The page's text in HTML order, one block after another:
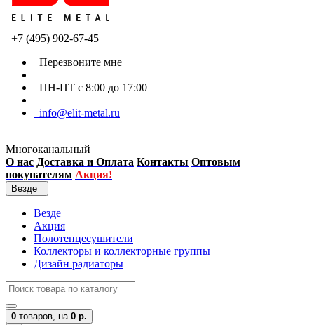
+7 (495) 902-67-45
Перезвоните мне
ПН-ПТ с 8:00 до 17:00
info@elit-metal.ru
Многоканальный
О нас Доставка и Оплата Контакты Оптовым
покупателям Акция!
Везде
Везде
Акция
Полотенцесушители
Коллекторы и коллекторные группы
Дизайн радиаторы
0 товаров, на 0 р.